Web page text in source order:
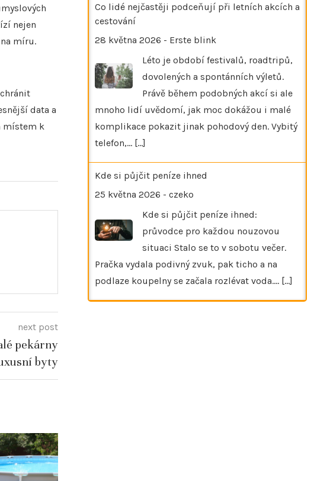
nejen
míru.
data a
místem k
next post
pekárny
byty
Co lidé nejčastěji podceňují při letních akcích a
cestování
28 května 2026 - Erste blink
Léto je období festivalů, roadtripů,
dovolených a spontánních výletů.
Právě během podobných akcí si ale
mnoho lidí uvědomí, jak moc dokážou i malé
komplikace pokazit jinak pohodový den. Vybitý
telefon,… [...]
Kde si půjčit peníze ihned
25 května 2026 - czeko
Kde si půjčit peníze ihned:
průvodce pro každou nouzovou
situaci Stalo se to v sobotu večer.
Pračka vydala podivný zvuk, pak ticho a na
podlaze koupelny se začala rozlévat voda.… [...]